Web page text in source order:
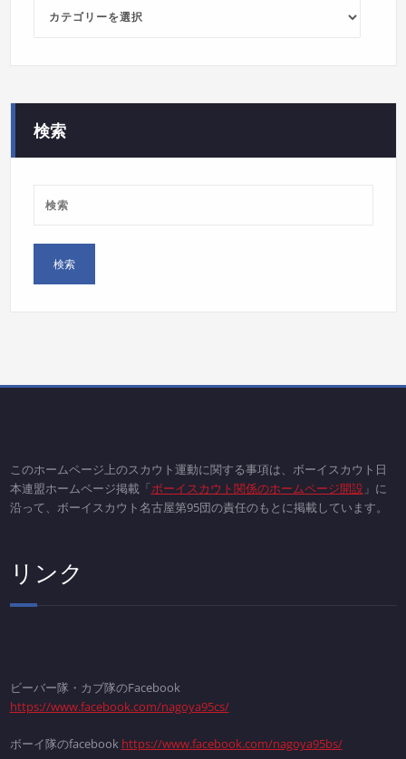
ー
検索
このホームページ上のスカウト運動に関する事項は、ボーイスカウト日
本連盟ホームページ掲載「ボーイスカウト関係のホームページ開設」に
沿って、ボーイスカウト名古屋第95団の責任のもとに掲載しています。
リンク
ビーバー隊・カブ隊のFacebook
https://www.facebook.com/nagoya95cs/
ボーイ隊のfacebook https://www.facebook.com/nagoya95bs/